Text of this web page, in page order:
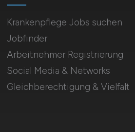
Krankenpflege Jobs suchen
Jobfinder
Arbeitnehmer Registrierung
Social Media & Networks
Gleichberechtigung & Vielfalt